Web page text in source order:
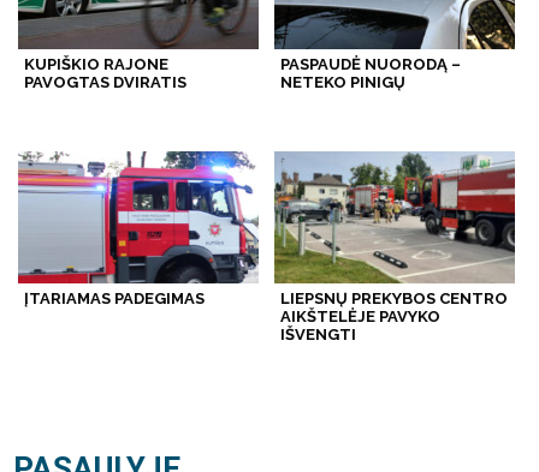
KUPIŠKIO RAJONE
PAVOGTAS DVIRATIS
PASPAUDĖ NUORODĄ –
NETEKO PINIGŲ
ĮTARIAMAS PADEGIMAS
LIEPSNŲ PREKYBOS CENTRO
AIKŠTELĖJE PAVYKO
IŠVENGTI